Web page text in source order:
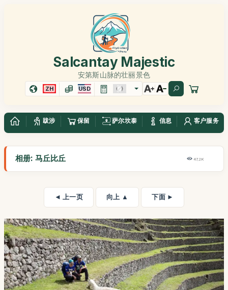
Salcantay Majestic
安第斯山脉的壮丽景色
ZH USD
跋涉 保留 萨尔坎泰 信息 客户服务
相册: 马丘比丘 47,2K
◄ 上一页 向上 ▲ 下面 ►